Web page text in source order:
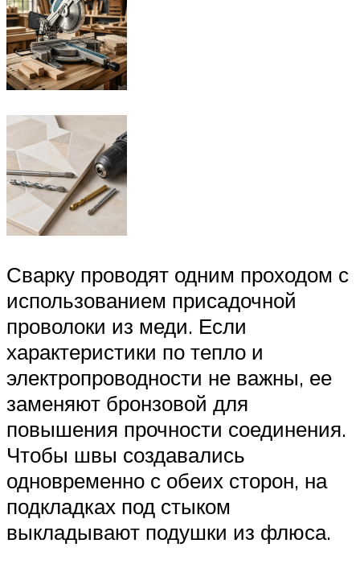
Сварку проводят одним проходом с
использованием присадочной
проволоки из меди. Если
характеристики по тепло и
электропроводности не важны, ее
заменяют бронзовой для
повышения прочности соединения.
Чтобы швы создавались
одновременно с обеих сторон, на
подкладках под стыком
выкладывают подушки из флюса.